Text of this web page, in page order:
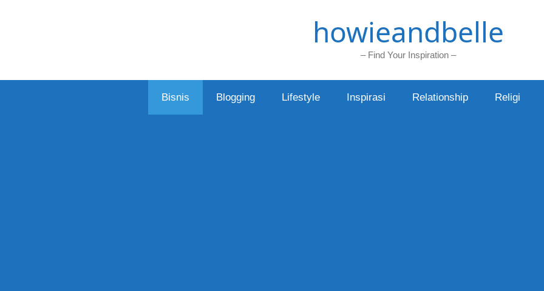
howieandbelle
– Find Your Inspiration –
Bisnis Blogging Lifestyle Inspirasi Relationship Religi